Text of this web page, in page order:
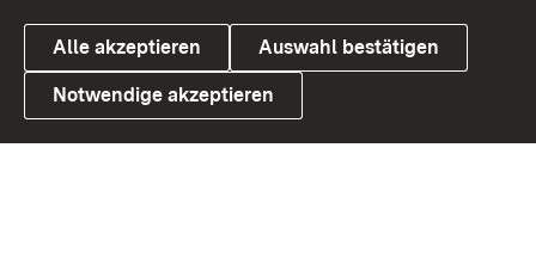
Link zum Landesportal
Alle akzeptieren Auswahl bestätigen
Notwendige akzeptieren